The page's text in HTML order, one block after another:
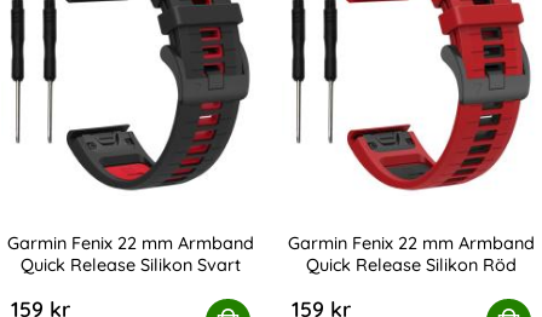
Garmin Fenix 22 mm Armband
Quick Release Silikon Svart
159 kr
Garmin Fenix 22 mm Armband
Quick Release Silikon Röd
159 kr